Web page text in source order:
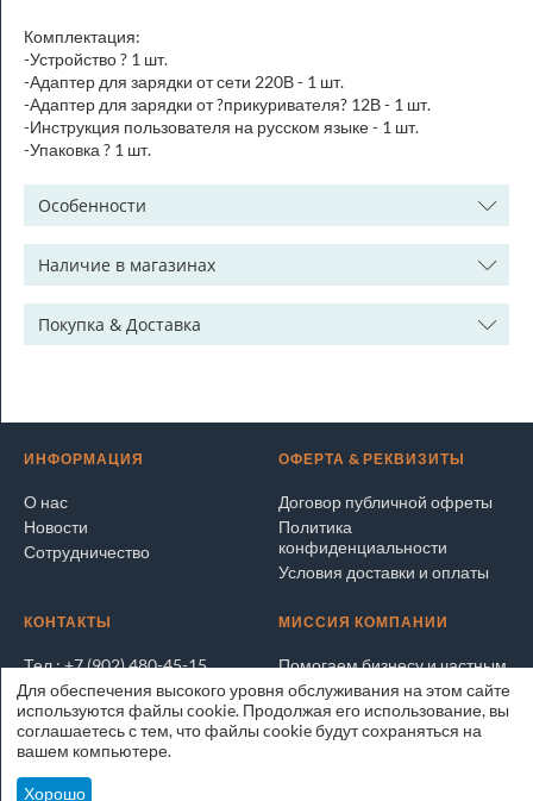
Комплектация:
-Устройство ? 1 шт.
-Адаптер для зарядки от сети 220В - 1 шт.
-Адаптер для зарядки от ?прикуривателя? 12В - 1 шт.
-Инструкция пользователя на русском языке - 1 шт.
-Упаковка ? 1 шт.
Особенности
Наличие в магазинах
Покупка & Доставка
ИНФОРМАЦИЯ
О нас
Новости
Сотрудничество
ОФЕРТА & РЕКВИЗИТЫ
Договор публичной офреты
Политика
конфиденциальности
Условия доставки и оплаты
КОНТАКТЫ
Тел.: +7 (902) 480-45-15
Написать электронное
письмо
Адрес на карте
МИССИЯ КОМПАНИИ
Помогаем бизнесу и частным
лицам покупать и продавать
выгодно и безопасно
ЭксперТРЕЙД.РУ © 2025
Для обеспечения высокого уровня обслуживания на этом сайте
используются файлы cookie. Продолжая его использование, вы
соглашаетесь с тем, что файлы cookie будут сохраняться на
вашем компьютере.
Хорошо